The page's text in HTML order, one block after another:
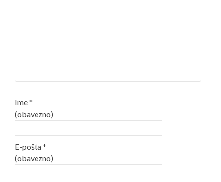
Ime*
(obavezno)
E-pošta*
(obavezno)